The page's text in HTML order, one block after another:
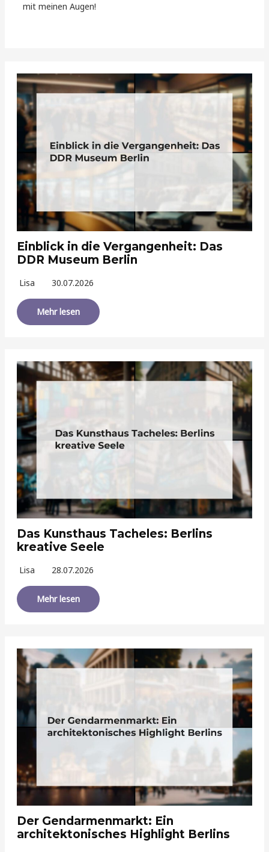
mit meinen Augen!
Einblick in die Vergangenheit: Das
DDR Museum Berlin
Lisa 30.07.2026
Mehr lesen
Das Kunsthaus Tacheles: Berlins
kreative Seele
Lisa 28.07.2026
Mehr lesen
Der Gendarmenmarkt: Ein
architektonisches Highlight Berlins